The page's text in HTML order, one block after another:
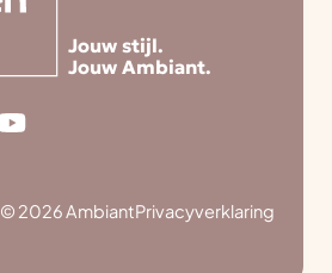
Jouw stijl.
Jouw Ambiant.
© 2026 AmbiantPrivacyverklaring